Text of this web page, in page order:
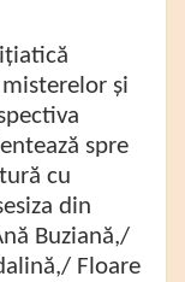
și
spre
cu
din
Buziană,/
Floare